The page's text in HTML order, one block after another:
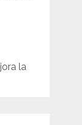
la